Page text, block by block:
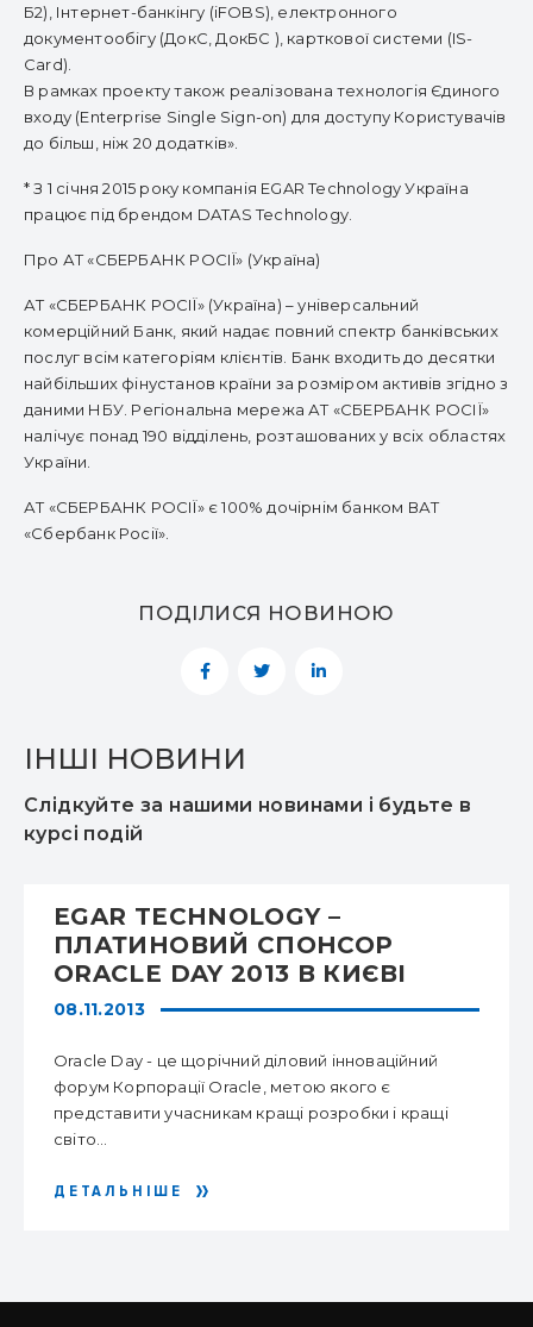
Б2), Інтернет-банкінгу (iFOBS), електронного
документообігу (ДокС, ДокБС ), карткової системи (IS-
Card).
В рамках проекту також реалізована технологія Єдиного
входу (Enterprise Single Sign-on) для доступу Користувачів
до більш, ніж 20 додатків».
* З 1 січня 2015 року компанія EGAR Technology Україна
працює під брендом DATAS Technology.
Про АТ «СБЕРБАНК РОСІЇ» (Україна)
АТ «СБЕРБАНК РОСІЇ» (Україна) – універсальний
комерційний Банк, який надає повний спектр банківських
послуг всім категоріям клієнтів. Банк входить до десятки
найбільших фінустанов країни за розміром активів згідно з
даними НБУ. Регіональна мережа АТ «СБЕРБАНК РОСІЇ»
налічує понад 190 відділень, розташованих у всіх областях
України.
АТ «СБЕРБАНК РОСІЇ» є 100% дочірнім банком ВАТ
«Сбербанк Росії».
ПОДІЛИСЯ НОВИНОЮ
ІНШІ НОВИНИ
Слідкуйте за нашими новинами і будьте в
курсі подій
08.11.2013
EGAR TECHNOLOGY –
ПЛАТИНОВИЙ СПОНСОР
ORACLE DAY 2013 В КИЄВІ
Oracle Day - це щорічний діловий інноваційний
форум Корпорації Oracle, метою якого є
представити учасникам кращі розробки і кращі
світо...
ДЕТАЛЬНІШЕ